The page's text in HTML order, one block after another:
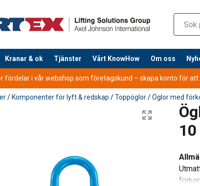
Kranar & ok Tjänster Vårt KnowHow Om oss
fördelar i vår webshop som företagskund – skapa konto för
/ Komponenter för lyft & redskap /Toppöglor/Öglor med
10